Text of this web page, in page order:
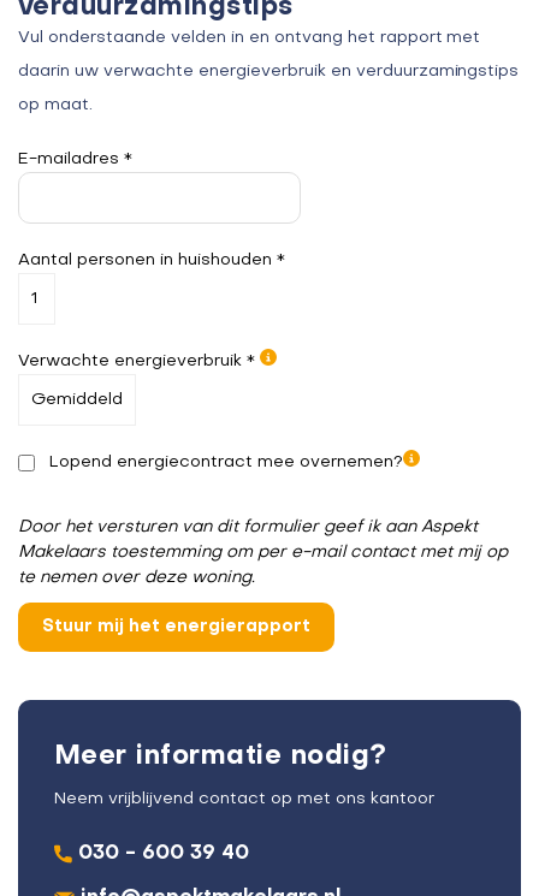
verduurzamingstips
Vul onderstaande velden in en ontvang het rapport met
daarin uw verwachte energieverbruik en verduurzamingstips
op maat.
E-mailadres *
Aantal personen in huishouden *
Verwachte energieverbruik *
Lopend energiecontract mee overnemen?
Door het versturen van dit formulier geef ik aan Aspekt
Makelaars toestemming om per e-mail contact met mij op
te nemen over deze woning.
Meer informatie nodig?
Neem vrijblijvend contact op met ons kantoor
030 - 600 39 40